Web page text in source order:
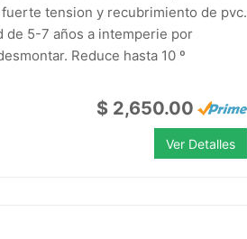
tension y recubrimiento de pvc.
de 5-7 años a intemperie por
Reduce hasta 10 º
$ 2,650.00
Ver Detalles